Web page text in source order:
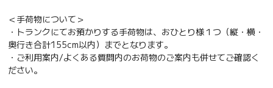
＜手荷物について＞
・トランクにてお預かりする手荷物は、おひとり様１つ（縦・横・
奥行き合計155cm以内）までとなります。
・ご利用案内/よくある質問内のお荷物のご案内も併せてご確認く
ださい。